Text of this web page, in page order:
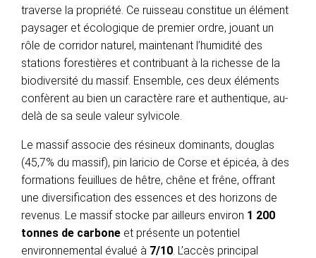
traverse la propriété. Ce ruisseau constitue un élément
paysager et écologique de premier ordre, jouant un
rôle de corridor naturel, maintenant l’humidité des
stations forestières et contribuant à la richesse de la
biodiversité du massif. Ensemble, ces deux éléments
confèrent au bien un caractère rare et authentique, au-
delà de sa seule valeur sylvicole.
Le massif associe des résineux dominants, douglas
(45,7% du massif), pin laricio de Corse et épicéa, à des
formations feuillues de hêtre, chêne et frêne, offrant
une diversification des essences et des horizons de
revenus. Le massif stocke par ailleurs environ 1 200
tonnes de carbone et présente un potentiel
environnemental évalué à 7/10. L’accès principal